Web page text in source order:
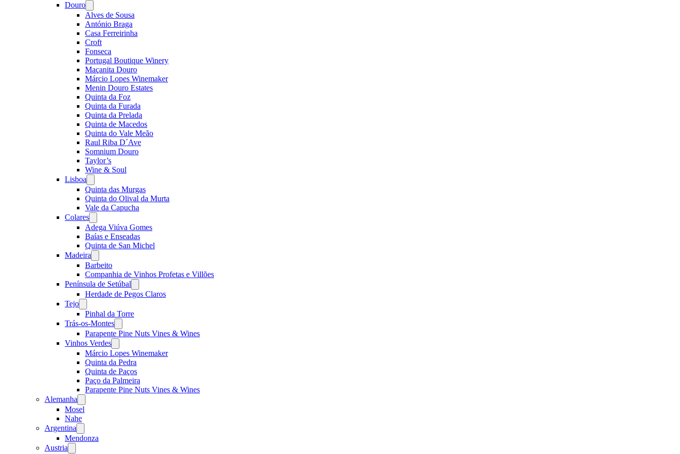
Douro
menu
Alves de Sousa
António Braga
Casa Ferreirinha
Croft
Fonseca
Portugal Boutique Winery
Maçanita Douro
Márcio Lopes Winemaker
Menin Douro Estates
Quinta da Foz
Quinta da Furada
Quinta da Prelada
Quinta de Macedos
Quinta do Vale Meão
Raul Riba D´Ave
Somnium Douro
Taylor’s
Wine & Soul
Lisboa
menu
Quinta das Murgas
Quinta do Olival da Murta
Vale da Capucha
Colares
menu
Adega Viúva Gomes
Baías e Enseadas
Quinta de San Michel
Madeira
menu
Barbeito
Companhia de Vinhos Profetas e Villões
Península de Setúbal
menu
Herdade de Pegos Claros
Tejo
menu
Pinhal da Torre
Trás-os-Montes
menu
Parapente Pine Nuts Vines & Wines
Vinhos Verdes
menu
Márcio Lopes Winemaker
Quinta da Pedra
Quinta de Paços
Paço da Palmeira
Parapente Pine Nuts Vines & Wines
Alemanha
menu
Mosel
Nahe
Argentina
menu
Mendonza
Austria